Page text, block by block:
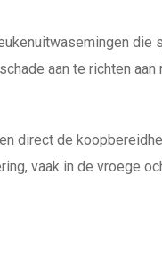
die
aan te richten aan
direct de
vaak in de vroege